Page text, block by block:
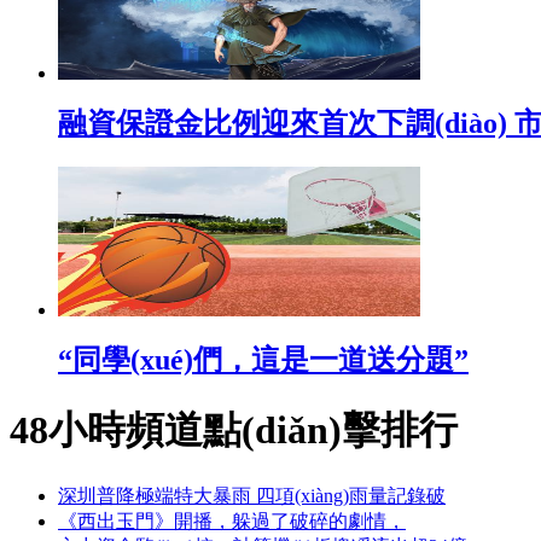
融資保證金比例迎來首次下調(diào)
“同學(xué)們，這是一道送分題”
48小時頻道點(diǎn)擊排行
深圳普降極端特大暴雨 四項(xiàng)雨量記錄破
《西出玉門》開播，躲過了破碎的劇情，